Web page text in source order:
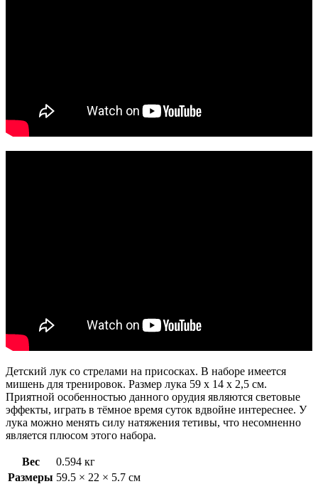
Детский лук со стрелами на присосках. В наборе имеется
мишень для тренировок. Размер лука 59 х 14 х 2,5 см.
Приятной особенностью данного орудия являются световые
эффекты, играть в тёмное время суток вдвойне интереснее. У
лука можно менять силу натяжения тетивы, что несомненно
является плюсом этого набора.
Вес
0.594 кг
Размеры 59.5 × 22 × 5.7 см